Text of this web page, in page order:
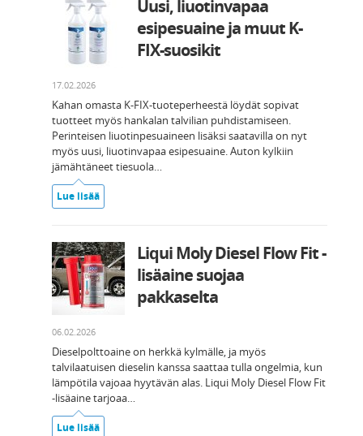
Uusi, liuotinvapaa
esipesuaine ja muut K-
FIX-suosikit
17.02.2026
Kahan omasta K-FIX-tuoteperheestä löydät sopivat
tuotteet myös hankalan talvilian puhdistamiseen.
Perinteisen liuotinpesuaineen lisäksi saatavilla on nyt
myös uusi, liuotinvapaa esipesuaine. Auton kylkiin
jämähtäneet tiesuola…
Lue lisää
Liqui Moly Diesel Flow Fit -
lisäaine suojaa
pakkaselta
06.02.2026
Dieselpolttoaine on herkkä kylmälle, ja myös
talvilaatuisen dieselin kanssa saattaa tulla ongelmia, kun
lämpötila vajoaa hyytävän alas. Liqui Moly Diesel Flow Fit
-lisäaine tarjoaa…
Lue lisää